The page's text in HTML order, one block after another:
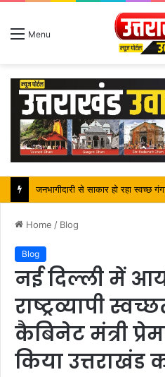
Menu
Home / Blog
Blog
नई दिल्ली में
राष्ट्रव्यापी
कैबिनेट मंत्री
किया उत्तराखंड